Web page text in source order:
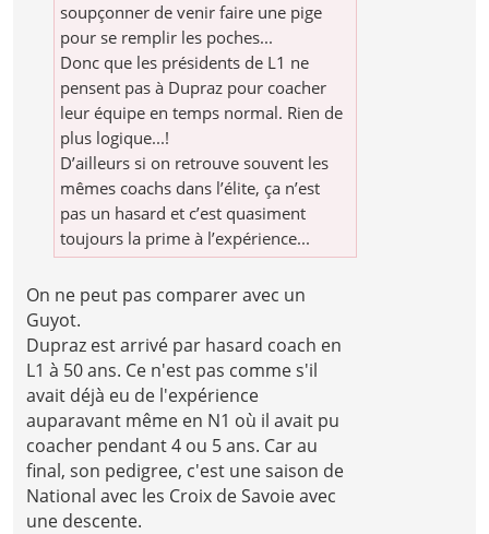
soupçonner de venir faire une pige
pour se remplir les poches...
Donc que les présidents de L1 ne
pensent pas à Dupraz pour coacher
leur équipe en temps normal. Rien de
plus logique...!
D’ailleurs si on retrouve souvent les
mêmes coachs dans l’élite, ça n’est
pas un hasard et c’est quasiment
toujours la prime à l’expérience...
On ne peut pas comparer avec un
Guyot.
Dupraz est arrivé par hasard coach en
L1 à 50 ans. Ce n'est pas comme s'il
avait déjà eu de l'expérience
auparavant même en N1 où il avait pu
coacher pendant 4 ou 5 ans. Car au
final, son pedigree, c'est une saison de
National avec les Croix de Savoie avec
une descente.